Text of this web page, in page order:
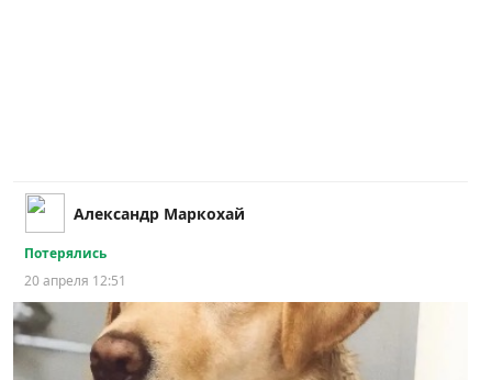
Александр Маркохай
Потерялись
20 апреля 12:51